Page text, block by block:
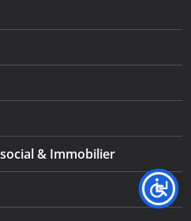
& Immobilier